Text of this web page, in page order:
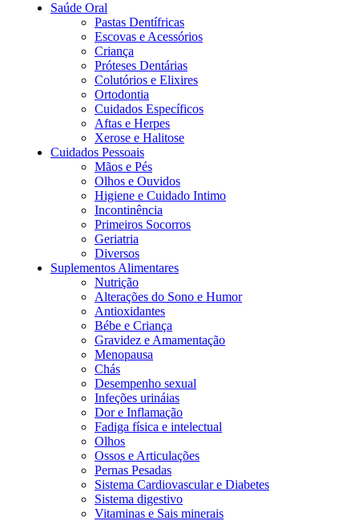
Saúde Oral
Pastas Dentífricas
Escovas e Acessórios
Criança
Próteses Dentárias
Colutórios e Elixires
Ortodontia
Cuidados Específicos
Aftas e Herpes
Xerose e Halitose
Cuidados Pessoais
Mãos e Pés
Olhos e Ouvidos
Higiene e Cuidado Intimo
Incontinência
Primeiros Socorros
Geriatria
Diversos
Suplementos Alimentares
Nutrição
Alterações do Sono e Humor
Antioxidantes
Bébe e Criança
Gravidez e Amamentação
Menopausa
Chás
Desempenho sexual
Infeções urináias
Dor e Inflamação
Fadiga física e intelectual
Olhos
Ossos e Articulações
Pernas Pesadas
Sistema Cardiovascular e Diabetes
Sistema digestivo
Vitaminas e Sais minerais